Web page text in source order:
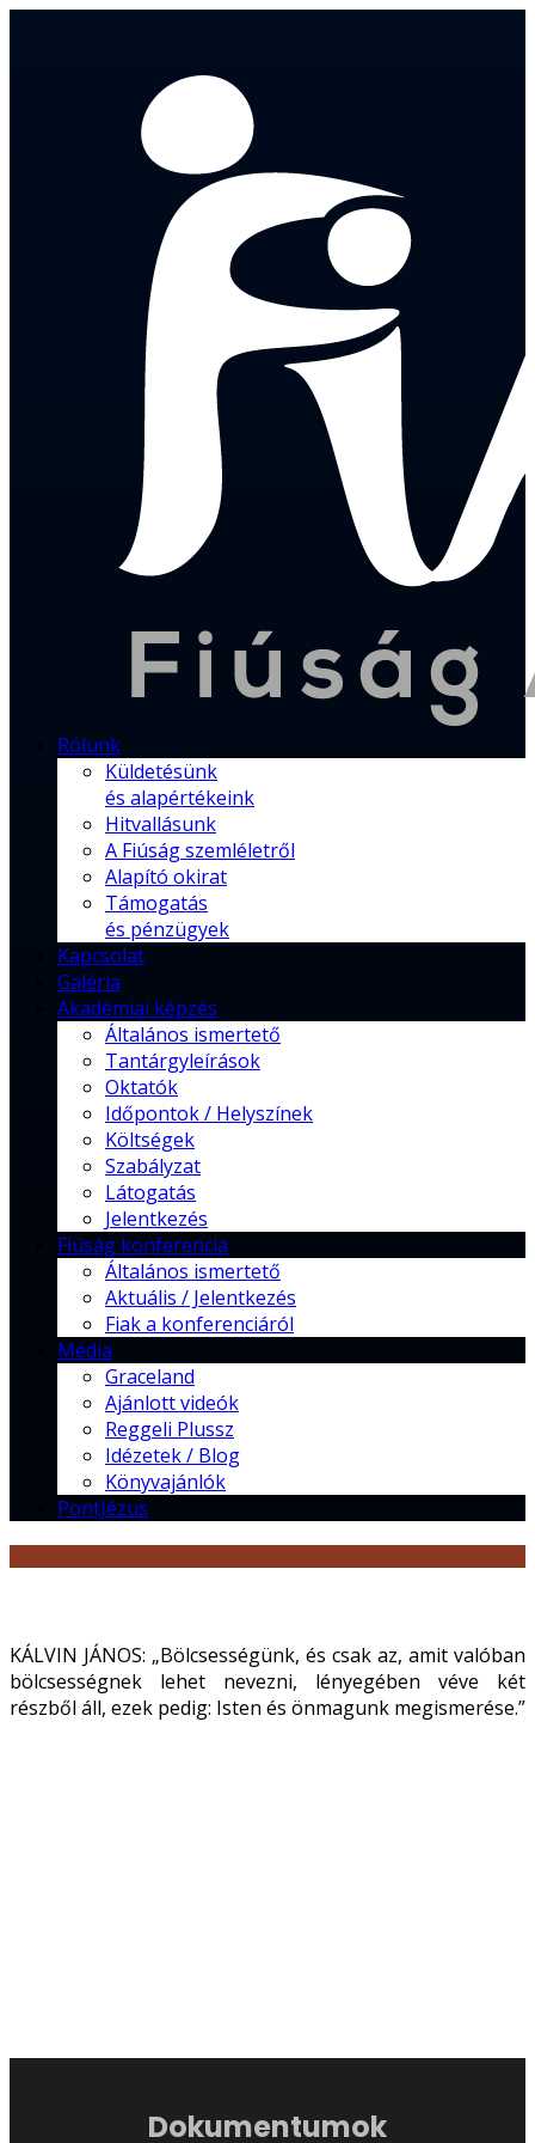
Rólunk
Küldetésünk
és alapértékeink
Hitvallásunk
A Fiúság szemléletről
Alapító okirat
Támogatás
és pénzügyek
Kapcsolat
Galéria
Akadémiai képzés
Általános ismertető
Tantárgyleírások
Oktatók
Időpontok / Helyszínek
Költségek
Szabályzat
Látogatás
Jelentkezés
Fiúság konferencia
Általános ismertető
Aktuális / Jelentkezés
Fiak a konferenciáról
Média
Graceland
Ajánlott videók
Reggeli Plussz
Idézetek / Blog
Könyvajánlók
PontJézus
KÁLVIN JÁNOS: „Bölcsességünk, és csak az, amit valóban
bölcsességnek lehet nevezni, lényegében véve két
részből áll, ezek pedig: Isten és önmagunk megismerése.”
Dokumentumok